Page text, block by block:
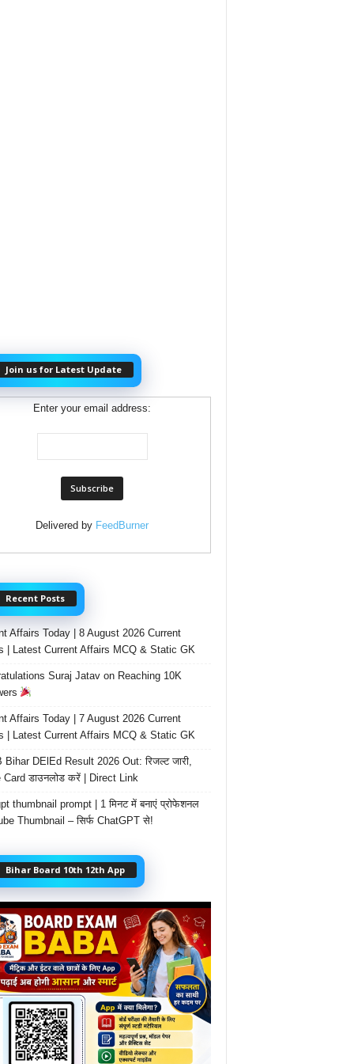
Join us for Latest Update
Enter your email address:
Delivered by FeedBurner
Recent Posts
Affairs Today | 8 August 2026 Current
| Latest Current Affairs MCQ & Static GK
Suraj Jatav on Reaching 10K
Affairs Today | 7 August 2026 Current
| Latest Current Affairs MCQ & Static GK
Bihar DElEd Result 2026 Out: रिजल्ट जारी,
Card डाउनलोड करें | Direct Link
thumbnail prompt | 1 मिनट में बनाएं प्रोफेशनल
Thumbnail – सिर्फ ChatGPT से!
Bihar Board 10th 12th App